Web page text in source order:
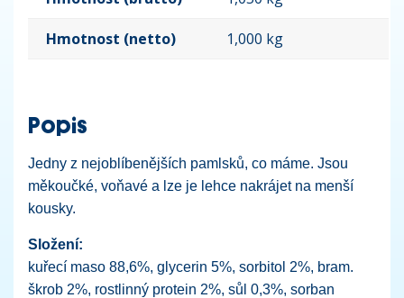
Hmotnost (netto) 1,000 kg
Popis
Jedny z nejoblíbenějších pamlsků, co máme. Jsou
měkoučké, voňavé a lze je lehce nakrájet na menší
kousky.
Složení:
kuřecí maso 88,6%, glycerin 5%, sorbitol 2%, bram.
škrob 2%, rostlinný protein 2%, sůl 0,3%, sorban